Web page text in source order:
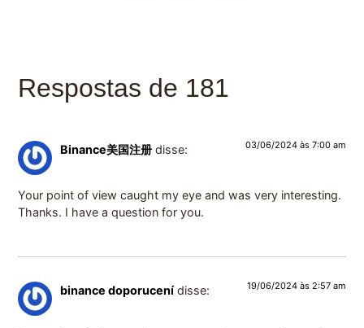
Respostas de 181
Binance美国注册 disse: 03/06/2024 às 7:00 am
Your point of view caught my eye and was very interesting.
Thanks. I have a question for you.
binance doporucení disse: 19/06/2024 às 2:57 am